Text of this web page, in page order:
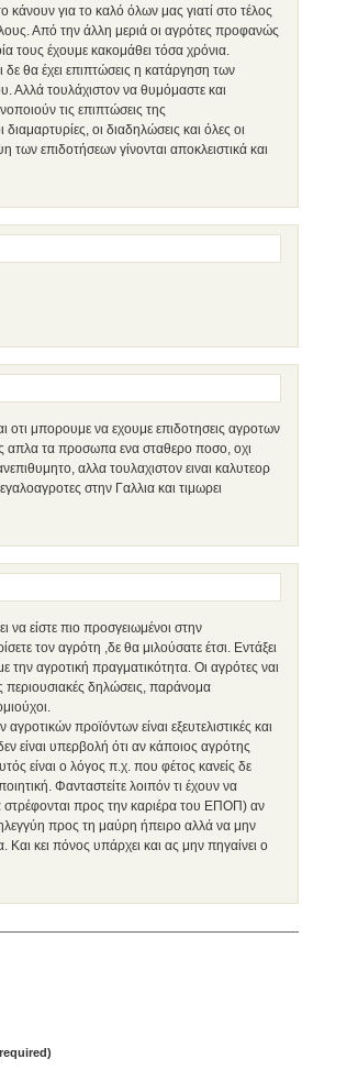
κάνουν για το καλό όλων μας γιατί στο τέλος
Από την άλλη μεριά οι αγρότες προφανώς
τους έχουμε κακομάθει τόσα χρόνια.
δε θα έχει επιπτώσεις η κατάργηση των
Αλλά τουλάχιστον να θυμόμαστε και
τις επιπτώσεις της
οι διαδηλώσεις και όλες οι
των επιδοτήσεων γίνονται αποκλειστικά και
μπορουμε να εχουμε επιδοτησεις αγροτων
απλα τα προσωπα ενα σταθερο ποσο, οχι
αλλα τουλαχιστον ειναι καλυτεορ
στην Γαλλια και τιμωρει
είστε πιο προσγειωμένοι στην
τον αγρότη ,δε θα μιλούσατε έτσι. Εντάξει
αγροτική πραγματικότητα. Οι αγρότες ναι
δηλώσεις, παράνομα
προϊόντων είναι εξευτελιστικές και
είναι υπερβολή ότι αν κάποιος αγρότης
είναι ο λόγος π.χ. που φέτος κανείς δε
Φανταστείτε λοιπόν τι έχουν να
προς την καριέρα του ΕΠΟΠ) αν
προς τη μαύρη ήπειρο αλλά να μην
κει πόνος υπάρχει και ας μην πηγαίνει ο